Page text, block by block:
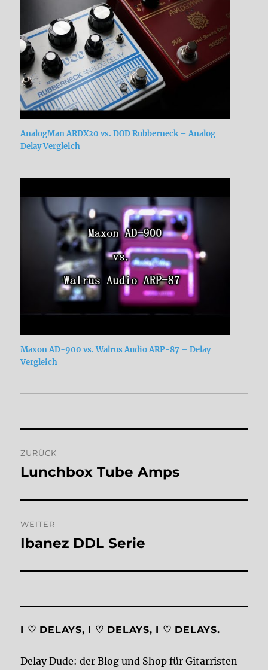
AnalogMan ARDX20 vs. DOD Rubberneck – Analog
Delay Vergleich
Maxon AD-900 vs. Walrus Audio ARP-87 – Delay
Vergleich
ZURÜCK
Vorheriger
Lunchbox Tube Amps
WEITER
Nächster
Ibanez DDL Serie
I ♡ DELAYS, I ♡ DELAYS, I ♡ DELAYS.
Delay Dude: der Blog und Shop für Gitarristen